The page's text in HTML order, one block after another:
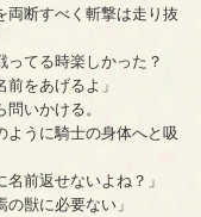
断すべく斬撃は走り抜
てる時楽しかった？
をあげるよ」
いかける。
うに騎士の身体へと吸
前返せないよね？」
獣に必要ない」